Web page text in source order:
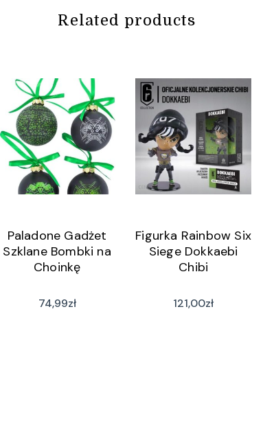
Related products
Paladone Gadżet
Szklane Bombki na
Choinkę
74,99zł
Figurka Rainbow Six
Siege Dokkaebi
Chibi
121,00zł